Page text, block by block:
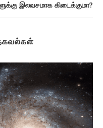
இலவசமாக கிடைக்குமா?